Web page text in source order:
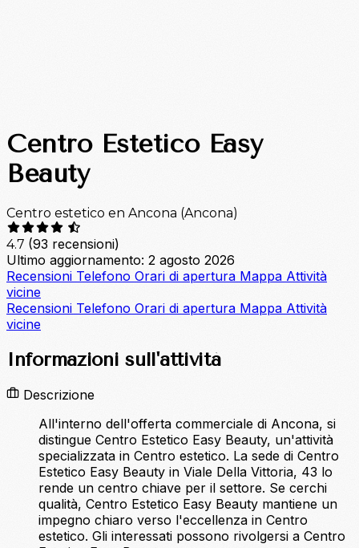
Centro Estetico Easy
Beauty
Centro estetico en Ancona (Ancona)
4.7 (93 recensioni)
Ultimo aggiornamento: 2 agosto 2026
Recensioni Telefono Orari di apertura Mappa Attività
vicine
Recensioni Telefono Orari di apertura Mappa Attività
vicine
Informazioni sull'attività
Descrizione
All'interno dell'offerta commerciale di Ancona, si
distingue Centro Estetico Easy Beauty, un'attività
specializzata in Centro estetico. La sede di Centro
Estetico Easy Beauty in Viale Della Vittoria, 43 lo
rende un centro chiave per il settore. Se cerchi
qualità, Centro Estetico Easy Beauty mantiene un
impegno chiaro verso l'eccellenza in Centro
estetico. Gli interessati possono rivolgersi a Centro